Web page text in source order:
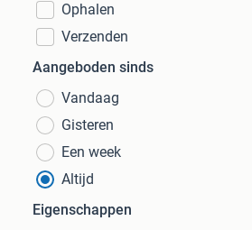
Ophalen
Verzenden
Aangeboden sinds
Vandaag
Gisteren
Een week
Altijd
Eigenschappen